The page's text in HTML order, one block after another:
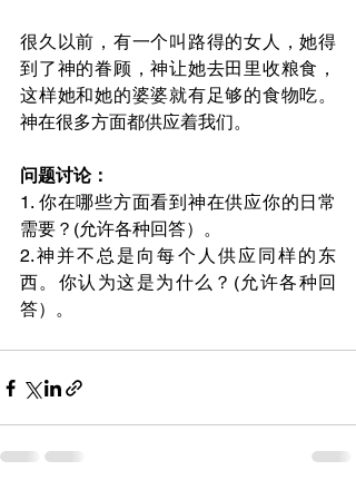
很久以前，有一个叫路得的女人，她得
到了神的眷顾，神让她去田里收粮食，
这样她和她的婆婆就有足够的食物吃。
神在很多方面都供应着我们。
问题讨论：
1. 你在哪些方面看到神在供应你的日常
需要？(允许各种回答）。
2.神并不总是向每个人供应同样的东
西。你认为这是为什么？(允许各种回
答）。